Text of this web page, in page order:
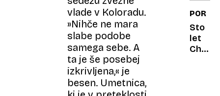
vlade v Koloradu.
»Nihče ne mara
slabe podobe
samega sebe. A
ta je še posebej
izkrivljena,« je
besen. Umetnica,
nato
še
dol
Sto
let